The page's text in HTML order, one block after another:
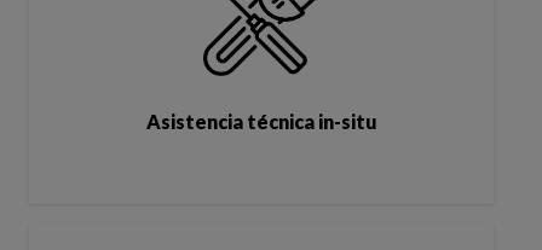
Asistencia técnica in-situ